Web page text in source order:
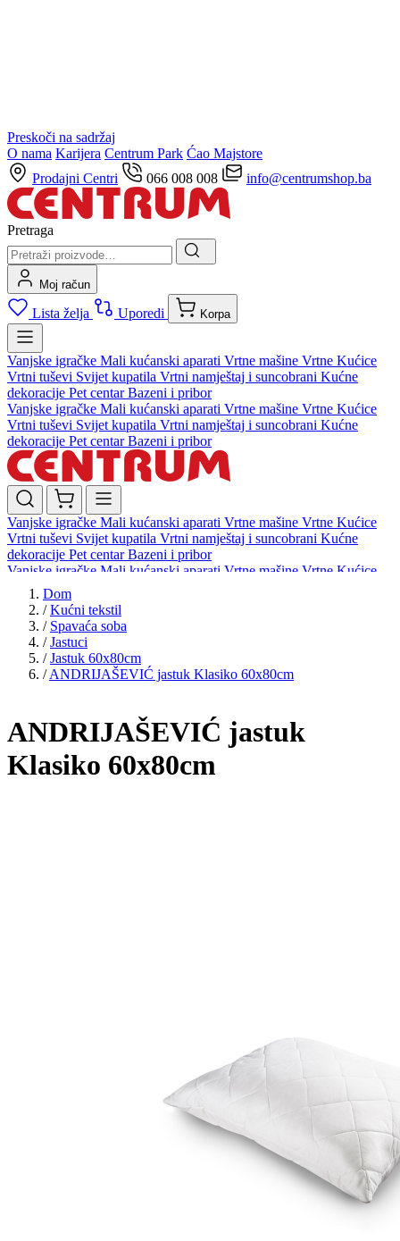
Preskoči na sadržaj
O nama Karijera Centrum Park Ćao Majstore
Prodajni Centri
066 008 008 info@centrumshop.ba
Pretraga
Moj račun
Lista želja Uporedi Korpa
Vanjske igračke Mali kućanski aparati Vrtne mašine Vrtne Kućice
Vrtni tuševi Svijet kupatila Vrtni namještaj i suncobrani Kućne
dekoracije Pet centarBazeni i pribor
Vanjske igračke Mali kućanski aparati Vrtne mašine Vrtne Kućice
Vrtni tuševi Svijet kupatila Vrtni namještaj i suncobrani Kućne
dekoracije Pet centarBazeni i pribor
Vanjske igračke Mali kućanski aparati Vrtne mašine Vrtne Kućice
Vrtni tuševi Svijet kupatila Vrtni namještaj i suncobrani Kućne
dekoracije Pet centarBazeni i pribor
Vanjske igračke Mali kućanski aparati Vrtne mašine Vrtne Kućice
Vrtni tuševi
dekoracijePet centar
Dom
/ Kućni tekstil
/ Spavaća soba
/ Jastuci
/ Jastuk 60x80cm
/ ANDRIJAŠEVIĆ jastuk Klasiko 60x80cm
ANDRIJAŠEVIĆ jastuk
Klasiko 60x80cm